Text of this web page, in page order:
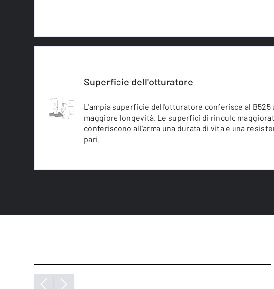
Superficie dell'otturatore
L'ampia superficie dell'otturatore conferisce al B525
maggiore longevità. Le superfici di rinculo
conferiscono all'arma una durata di vita e una
pari.